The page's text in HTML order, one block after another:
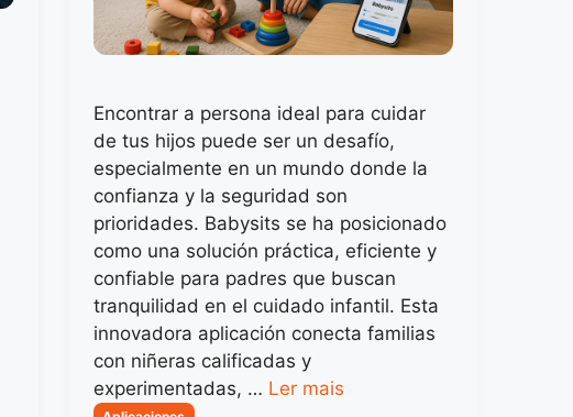
Encontrar a persona ideal para cuidar
de tus hijos puede ser un desafío,
especialmente en un mundo donde la
confianza y la seguridad son
prioridades. Babysits se ha posicionado
como una solución práctica, eficiente y
confiable para padres que buscan
tranquilidad en el cuidado infantil. Esta
innovadora aplicación conecta familias
con niñeras calificadas y
experimentadas, … Ler mais
Categorias